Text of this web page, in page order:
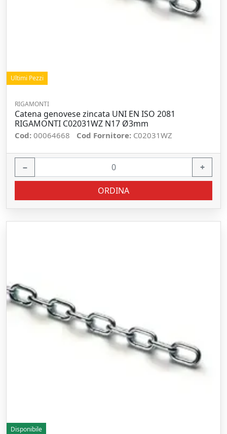
Ultimi Pezzi
RIGAMONTI
Catena genovese zincata UNI EN ISO 2081
RIGAMONTI C02031WZ N17 Ø3mm
Cod: 00064668 Cod Fornitore: C02031WZ
− +
ORDINA
Disponibile